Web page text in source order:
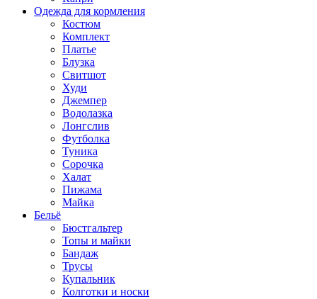
Одежда для кормления
Костюм
Комплект
Платье
Блузка
Свитшот
Худи
Джемпер
Водолазка
Лонгслив
Футболка
Туника
Сорочка
Халат
Пижама
Майка
Бельё
Бюстгальтер
Топы и майки
Бандаж
Трусы
Купальник
Колготки и носки